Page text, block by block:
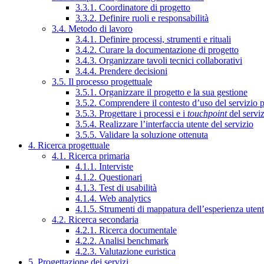
3.3.1. Coordinatore di progetto
3.3.2. Definire ruoli e responsabilità
3.4. Metodo di lavoro
3.4.1. Definire processi, strumenti e rituali
3.4.2. Curare la documentazione di progetto
3.4.3. Organizzare tavoli tecnici collaborativi
3.4.4. Prendere decisioni
3.5. Il processo progettuale
3.5.1. Organizzare il progetto e la sua gestione
3.5.2. Comprendere il contesto d’uso del servizio
3.5.3. Progettare i processi e i touchpointdel
3.5.4. Realizzare l’interfaccia utente del servizio
3.5.5. Validare la soluzione ottenuta
4. Ricerca progettuale
4.1. Ricerca primaria
4.1.1. Interviste
4.1.2. Questionari
4.1.3. Test di usabilità
4.1.4. Web analytics
4.1.5. Strumenti di mappatura dell’esperienza
4.2. Ricerca secondaria
4.2.1. Ricerca documentale
4.2.2. Analisi benchmark
4.2.3. Valutazione euristica
5. Progettazione dei servizi